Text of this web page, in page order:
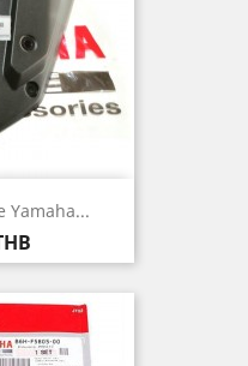
Yamaha...